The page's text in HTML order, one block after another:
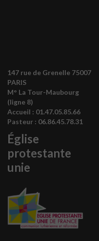
147 rue de Grenelle 75007
PARIS
M° La Tour-Maubourg
(ligne 8)
Accueil : 01.47.05.85.66
Pasteur : 06.86.45.78.31
Église
protestante
unie